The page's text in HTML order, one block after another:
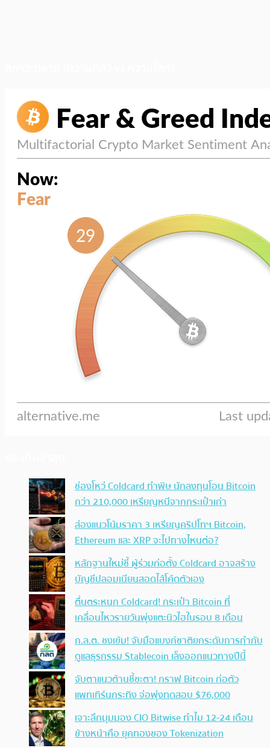
ช่องโหว่ Coldcard ทำพิษ นักลงทุนโอน Bitcoin
กว่า 210,000 เหรียญหนีจากกระเป๋าเก่า
ส่องแนวโน้มราคา 3 เหรียญคริปโทฯ Bitcoin,
Ethereum และ XRP จะไปทางไหนต่อ?
หลักฐานใหม่ชี้ ผู้ร่วมก่อตั้ง Coldcard อาจสร้าง
บัญชีปลอมเนียนสอดไส้โค้ดตัวเอง
ตื่นตระหนก Coldcard! กระเป๋า Bitcoin ที่
เคลื่อนไหวรายวันพุ่งแตะนิวไฮในรอบ 8 เดือน
ก.ล.ต. ชงเข้ม! จับมือแบงก์ชาติยกระดับการกำกับ
ดูแลธุรกรรม Stablecoin เล็งออกแนวทางปีนี้
จับตาแนวต้านชี้ชะตา! กราฟ Bitcoin ก่อตัว
แพทเทิร์นกระทิง จ่อพุ่งทดสอบ $76,000
เจาะลึกมุมมอง CIO Bitwise ทำไม 12-24 เดือน
ข้างหน้าคือ ยุคทองของ Tokenization